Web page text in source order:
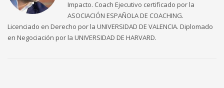
Impacto. Coach Ejecutivo certificado por la
ASOCIACIÓN ESPAÑOLA DE COACHING.
Licenciado en Derecho por la UNIVERSIDAD DE VALENCIA. Diplomado
en Negociación por la UNIVERSIDAD DE HARVARD.